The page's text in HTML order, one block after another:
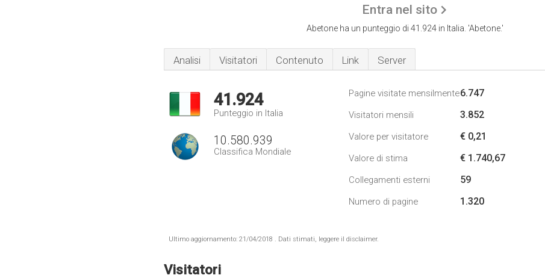
Entra nel sito
Abetone ha un punteggio di 41.924 in Italia. 'Abetone.'
Analisi Visitatori Contenuto Link Server
41.924
Punteggio in Italia
10.580.939
Classifica Mondiale
Pagine visitate mensilmente6.747
Visitatori mensili 3.852
Valore per visitatore € 0,21
Valore di stima € 1.740,67
Collegamenti esterni 59
Numero di pagine 1.320
Ultimo aggiornamento: 21/04/2018 . Dati stimati, leggere il disclaimer.
Visitatori